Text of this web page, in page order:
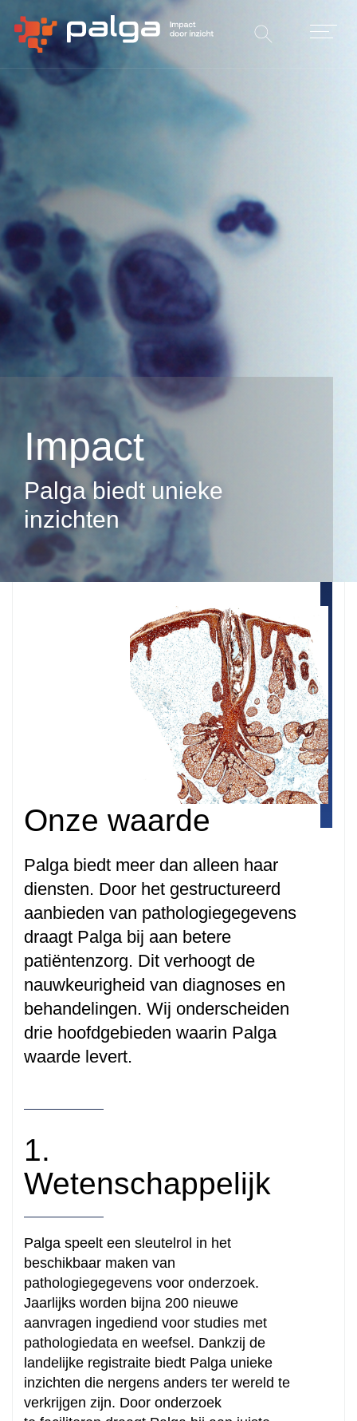
Impact
Palga biedt unieke
inzichten
Onze waarde
Palga biedt meer dan alleen haar
diensten. Door het gestructureerd
aanbieden van pathologiegegevens
draagt Palga bij aan betere
patiëntenzorg. Dit verhoogt de
nauwkeurigheid van diagnoses en
behandelingen. Wij onderscheiden
drie hoofdgebieden waarin Palga
waarde levert.
1.
Wetenschappelijk
Palga speelt een sleutelrol in het
beschikbaar maken van
pathologiegegevens voor onderzoek.
Jaarlijks worden bijna 200 nieuwe
aanvragen ingediend voor studies met
pathologiedata en weefsel. Dankzij de
landelijke registraite biedt Palga unieke
inzichten die nergens anders ter wereld te
verkrijgen zijn. Door onderzoek